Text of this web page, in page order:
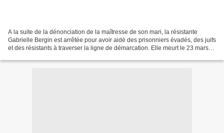
A la suite de la dénonciation de la maîtresse de son mari, la résistante
Gabrielle Bergin est arrêtée pour avoir aidé des prisonniers évadés, des juifs
et des résistants à traverser la ligne de démarcation. Elle meurt le 23 mars